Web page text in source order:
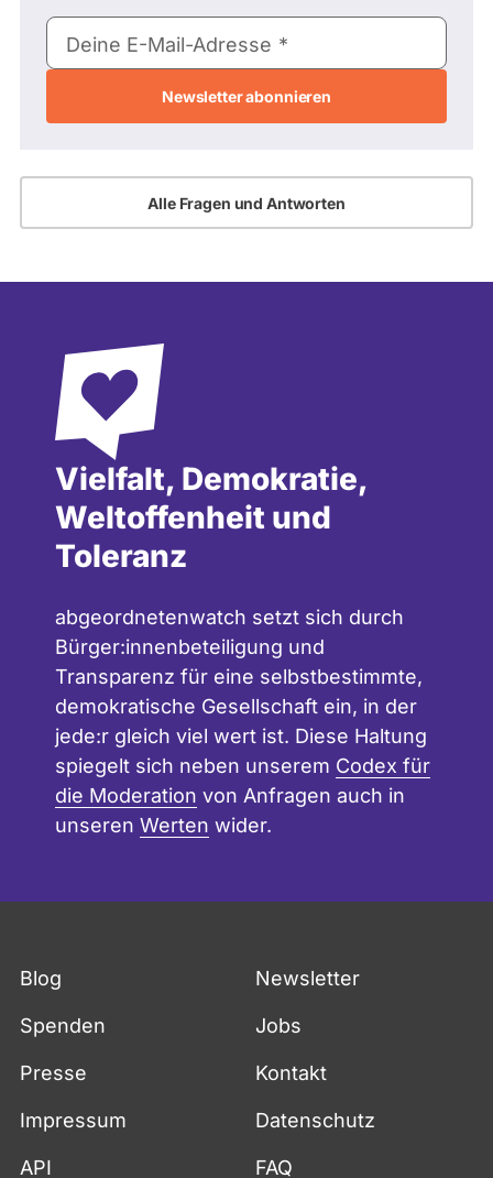
E-
Mail-
Deine E-Mail-Adresse
Alle Fragen und Antworten
Vielfalt, Demokratie,
Weltoffenheit und
Toleranz
abgeordnetenwatch setzt sich durch
Bürger:innenbeteiligung und
Transparenz für eine selbstbestimmte,
demokratische Gesellschaft ein, in der
jede:r gleich viel wert ist. Diese Haltung
spiegelt sich neben unserem Codex für
die Moderation von Anfragen auch in
unseren Werten wider.
Blog Newsletter
Spenden Jobs
Presse Kontakt
Impressum Datenschutz
API FAQ